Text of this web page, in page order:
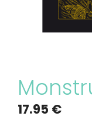
17.95 €